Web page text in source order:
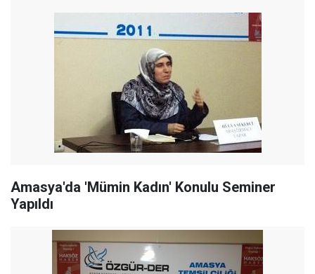
Amasya'da 'Mümin Kadın' Konulu Seminer
Yapıldı